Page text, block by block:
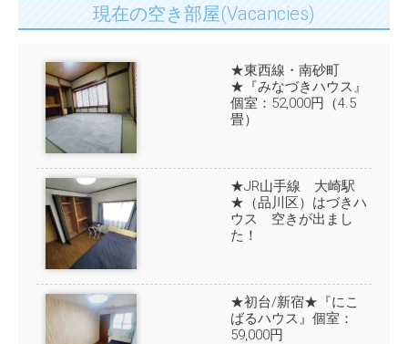
現在の空き部屋(Vacancies)
★東西線・南砂町
★『みなづきハウス』
個室：52,000円（4.5
畳）
★JR山手線 大崎駅
★（品川区）はづきハ
ウス 空きが出まし
た！
★初台/新宿★『にこ
ばるハウス』個室：
59,000円